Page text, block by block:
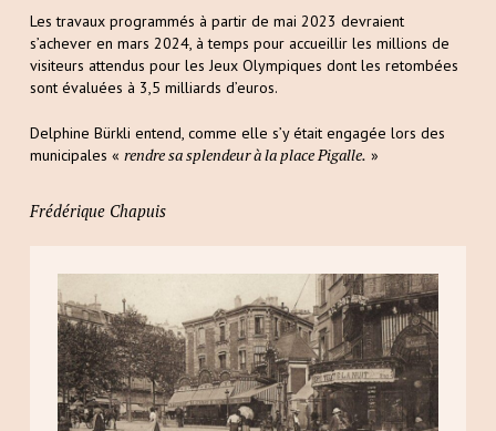
Les travaux programmés à partir de mai 2023 devraient
s’achever en mars 2024, à temps pour accueillir les millions de
visiteurs attendus pour les Jeux Olympiques dont les retombées
sont évaluées à 3,5 milliards d’euros.
Delphine Bürkli entend, comme elle s’y était engagée lors des
municipales « rendre sa splendeur à la place Pigalle. »
Frédérique Chapuis